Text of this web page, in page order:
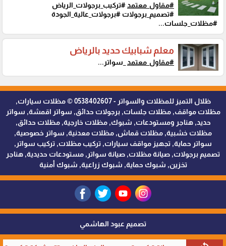
#مقاول_معتمد#تركيب_برجولات_الرياض
#تصميم_برجولات #برجولات_عالية_الجودة
#مظلات_جلسات...
معلم شبابيك حديد بالرياض
#مقاول_معتمد _سواتر...
ظلال التميز للمظلات والسواتر - 0538402607 © مظلات سيارات,
مظلات مواقف, مظلات جلسات, برجولات حدائق, سواتر اقمشة, سواتر
حديد, هناجر ومستودعات, شبوك, مظلات خارجية, مظلات حدائق,
مظلات خشبية, مظلات قماش, مظلات معدنية, سواتر خصوصية,
سواتر حماية, تجهيز مواقف سيارات, تركيب مظلات, تركيب سواتر,
تصميم برجولات, صيانة مظلات, صيانة سواتر, مستودعات حديدية, هناجر
تخزين, شبوك حماية, شبوك زراعية, شبوك أمنية
تصميم عبود الهاشمي